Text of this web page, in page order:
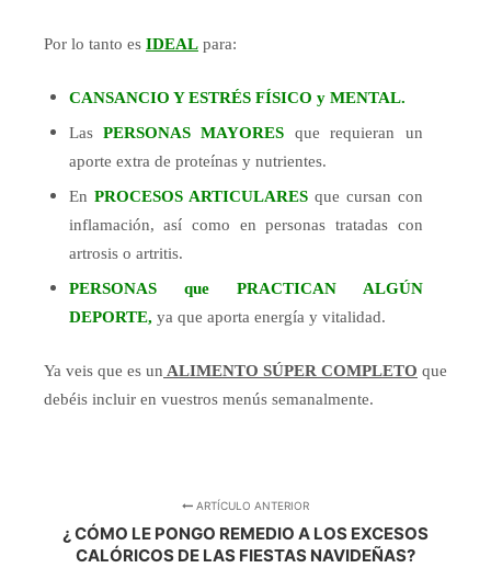
Por lo tanto es IDEAL para:
CANSANCIO Y ESTRÉS FÍSICO y MENTAL.
Las PERSONAS MAYORES que requieran un
aporte extra de proteínas y nutrientes.
En PROCESOS ARTICULARESque cursan con
inflamación, así como en personas tratadas con
artrosis o artritis.
PERSONAS que PRACTICAN ALGÚN
DEPORTE, ya que aporta energía y vitalidad.
Ya veis que es un ALIMENTO SÚPER COMPLETO que
debéis incluir en vuestros menús semanalmente.
ARTÍCULO ANTERIOR
¿ CÓMO LE PONGO REMEDIO A LOS EXCESOS
CALÓRICOS DE LAS FIESTAS NAVIDEÑAS?